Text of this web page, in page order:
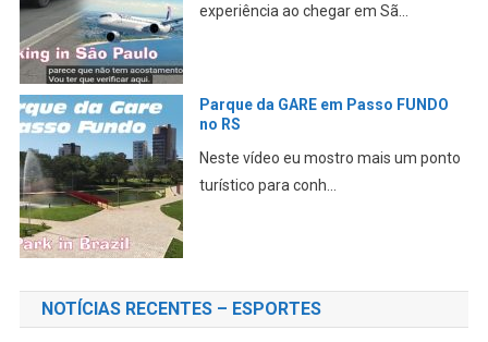
experiência ao chegar em Sã...
Parque da GARE em Passo FUNDO
no RS
Neste vídeo eu mostro mais um ponto
turístico para conh...
NOTÍCIAS RECENTES – ESPORTES